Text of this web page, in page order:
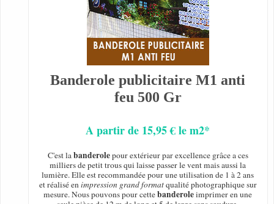
Banderole publicitaire M1 anti
feu 500 Gr
A partir de 15,95 € le m2*
C'est labanderolepour extérieur par excellence grâce a ces
milliers de petit trous qui laisse passer le vent mais aussi la
lumière. Elle est recommandée pour une utilisation de 1 à 2 ans
et réalisé enimpression grand formatqualité photographique sur
mesure. Nous pouvons pour cettebanderoleimprimer en une